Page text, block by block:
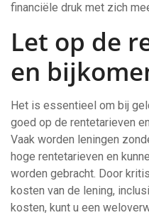
financiële druk met zich
Let op de
en
Het is essentieel om bij
goed op de rentetarieven
Vaak worden leningen
hoge rentetarieven en
worden gebracht. Door
kosten van de lening,
kosten, kunt u een